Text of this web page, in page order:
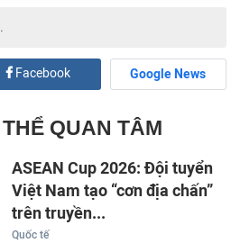
Facebook Google News
QUAN TÂM
ASEAN Cup 2026: Đội tuyển
Việt Nam tạo “cơn địa chấn”
trên truyền...
Quốc tế